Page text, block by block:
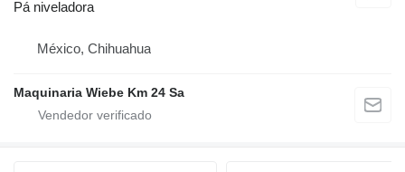
Pá niveladora
México, Chihuahua
Maquinaria Wiebe Km 24 Sa